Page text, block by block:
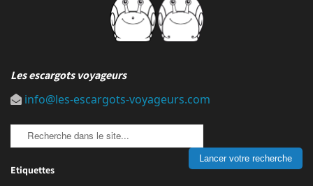
Les escargots voyageurs
info@les-escargots-voyageurs.com
Etiquettes